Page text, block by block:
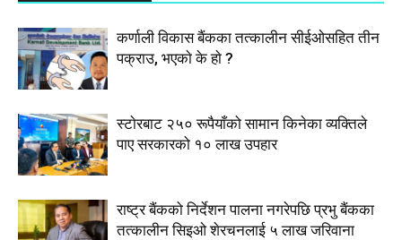
कर्णाली विकास बैंकका तत्कालीन सीईओसहित तीन
पक्राउ, भएकाे के हाे ?
स्टाेरबाट २५० रूपैयाँको सामान किनेका व्यक्तिले
पाए सरकारको १० लाख उपहार
राष्ट्र बैंकको निर्देशन पालना नगरेपछि प्रभु बैंकका
तत्कालीन सिइओ शेरचनलाई ५ लाख जरिवाना